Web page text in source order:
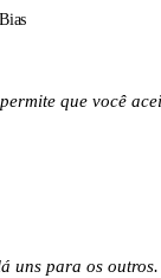
que você
uns para os